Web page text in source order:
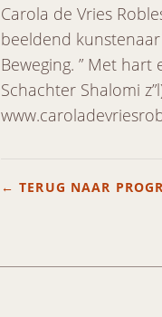
Carola de Vries
beeldend
Beweging. ” Met hart
Schachter Shalomi
← TERUG NAAR